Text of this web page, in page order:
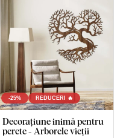
-25% REDUCERI 🔥
Decorațiune inimă pentru
perete - Arborele vieții